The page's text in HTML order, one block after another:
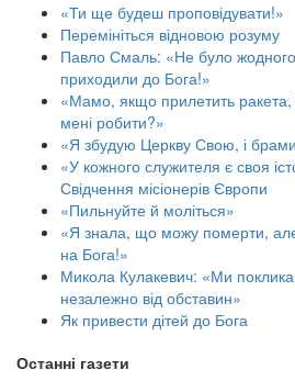
«Ти ще будеш проповідувати!»
Перемініться відновою розуму
Павло Смаль: «Не було
приходили до Бога!»
«Мамо, якщо прилетить
мені робити?»
«Я збудую Церкву Свою, і
«У кожного служителя є своя
Свідчення місіонерів Європи
«Пильнуйте й моліться»
«Я знала, що можу померти,
на Бога!»
Микола Кулакевич: «Ми
незалежно від обставин»
Як привести дітей до Бога
Останні газети